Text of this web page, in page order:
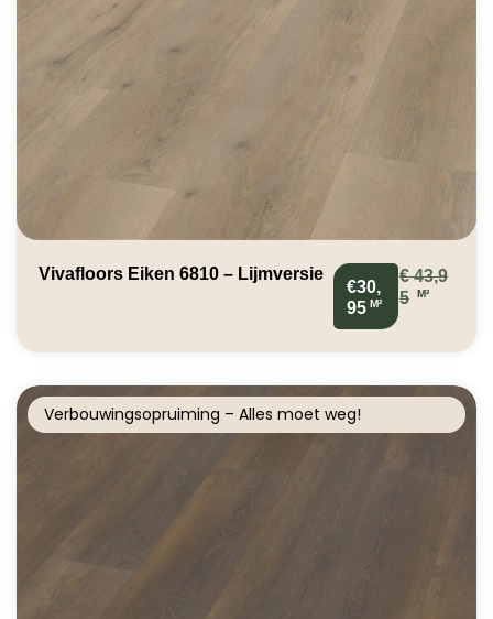
Vivafloors Eiken 6810 – Lijmversie
€30,
95 M²
€43,9
5
M²
Verbouwingsopruiming – Alles moet weg!